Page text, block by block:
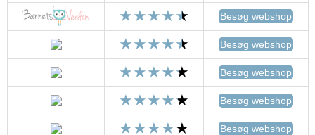
Besøg webshop
Besøg webshop
Besøg webshop
Besøg webshop
Besøg webshop